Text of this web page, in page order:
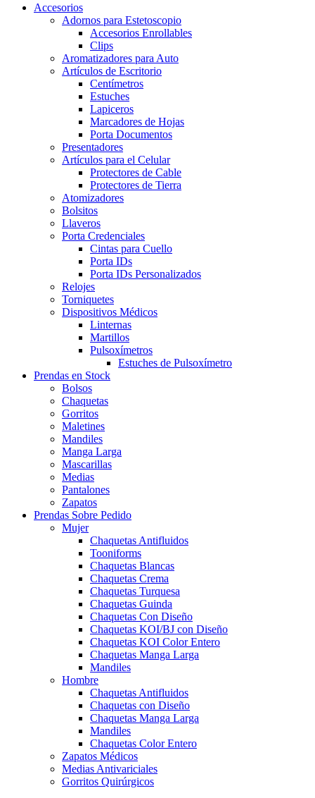
Accesorios
Adornos para Estetoscopio
Accesorios Enrollables
Clips
Aromatizadores para Auto
Artículos de Escritorio
Centímetros
Estuches
Lapiceros
Marcadores de Hojas
Porta Documentos
Presentadores
Artículos para el Celular
Protectores de Cable
Protectores de Tierra
Atomizadores
Bolsitos
Llaveros
Porta Credenciales
Cintas para Cuello
Porta IDs
Porta IDs Personalizados
Relojes
Torniquetes
Dispositivos Médicos
Linternas
Martillos
Pulsoxímetros
Estuches de Pulsoxímetro
Prendas en Stock
Bolsos
Chaquetas
Gorritos
Maletines
Mandiles
Manga Larga
Mascarillas
Medias
Pantalones
Zapatos
Prendas Sobre Pedido
Mujer
Chaquetas Antifluidos
Tooniforms
Chaquetas Blancas
Chaquetas Crema
Chaquetas Turquesa
Chaquetas Guinda
Chaquetas Con Diseño
Chaquetas KOI/BJ con Diseño
Chaquetas KOI Color Entero
Chaquetas Manga Larga
Mandiles
Hombre
Chaquetas Antifluidos
Chaquetas con Diseño
Chaquetas Manga Larga
Mandiles
Chaquetas Color Entero
Zapatos Médicos
Medias Antivariciales
Gorritos Quirúrgicos